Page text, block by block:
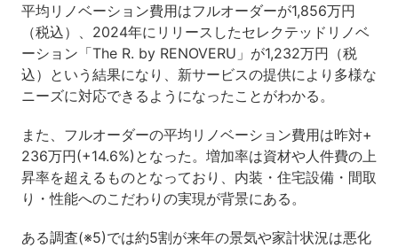
平均リノベーション費用はフルオーダーが1,856万円
（税込）、2024年にリリースしたセレクテッドリノベ
ーション「The R. by RENOVERU」が1,232万円（税
込）という結果になり、新サービスの提供により多様な
ニーズに対応できるようになったことがわかる。
また、フルオーダーの平均リノベーション費用は昨対+
236万円(+14.6%)となった。増加率は資材や人件費の上
昇率を超えるものとなっており、内装・住宅設備・間取
り・性能へのこだわりの実現が背景にある。
ある調査(※5)では約5割が来年の景気や家計状況は悪化